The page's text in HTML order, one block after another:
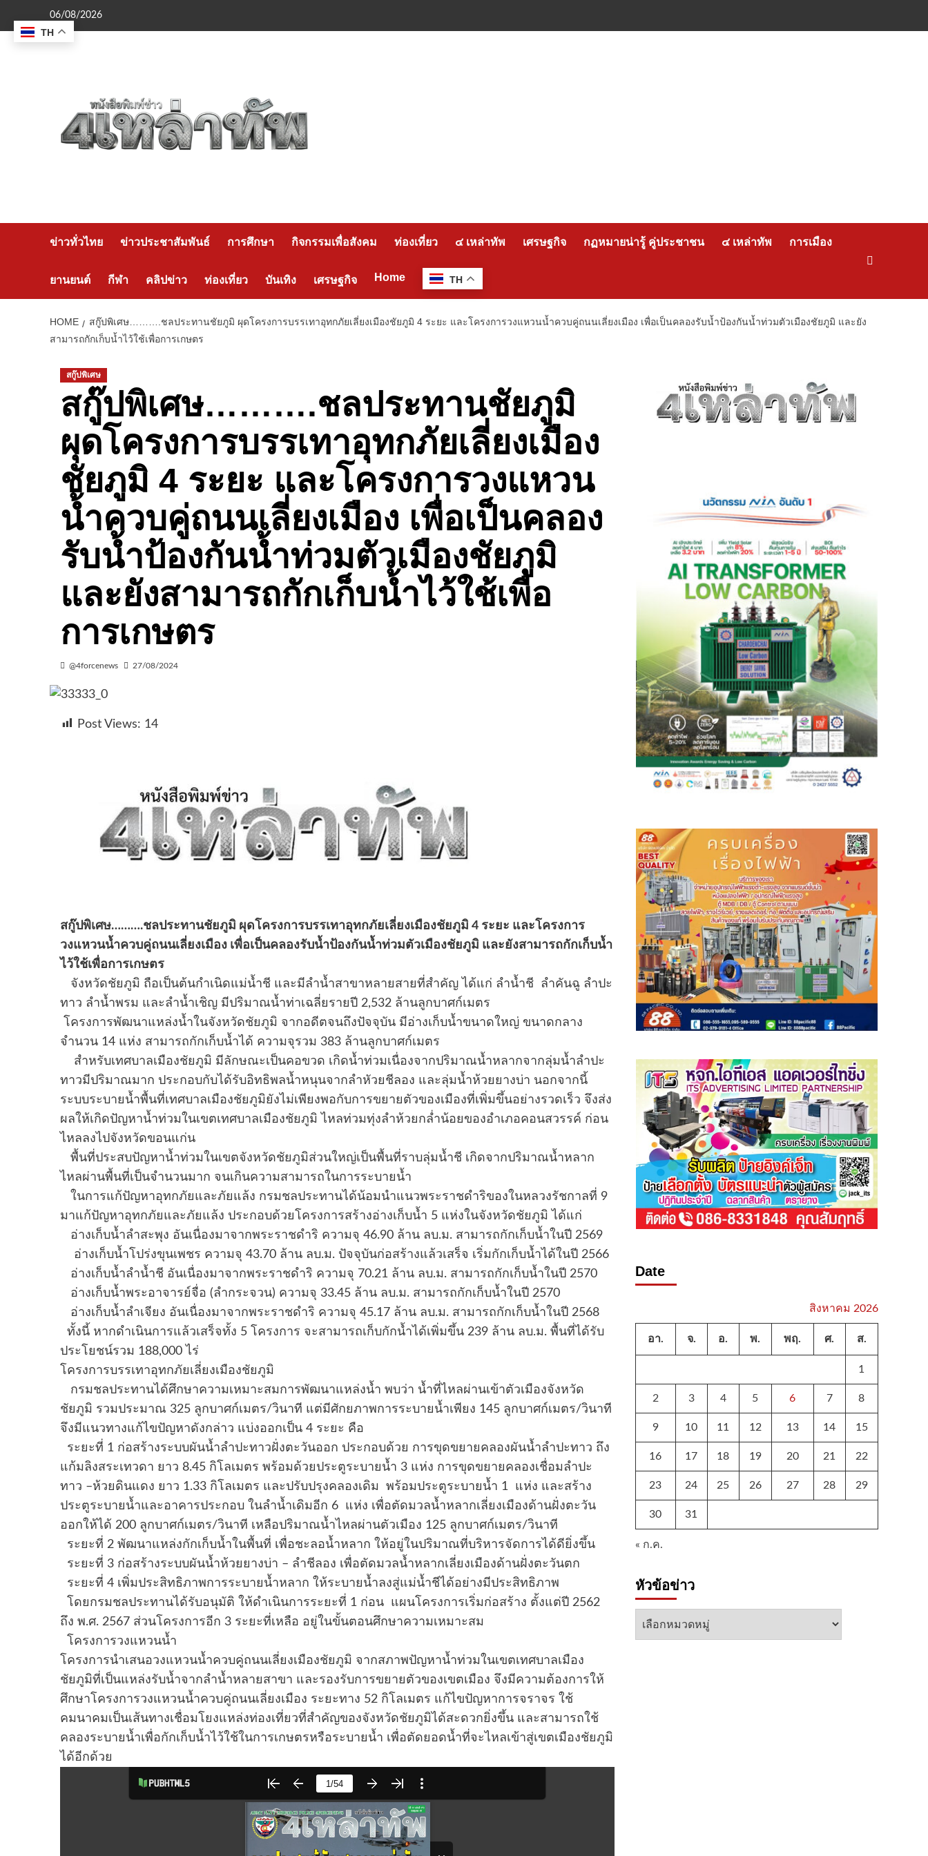
content
06/08/2026
ข่าวทั่วไทย ข่าวประชาสัมพันธ์ การศึกษา กิจกรรมเพื่อสังคม ท่องเที่ยว ๔ เหล่าทัพ เศรษฐกิจ กฏหมายน่ารู้ คู่ประชาชน ๔ เหล่าทัพ การเมือง
ยานยนต์ กีฬา คลิปข่าว ท่องเที่ยว บันเทิง เศรษฐกิจ Home TH
HOME
สกู๊ปพิเศษ……….ชลประทานชัยภูมิ ผุดโครงการบรรเทาอุทกภัยเลี่ยงเมืองชัยภูมิ 4 ระยะ และโครงการวงแหวนน้ำควบคู่ถนนเลี่ยงเมือง เพื่อเป็นคลองรับน้ำป้องกันน้ำท่วมตัวเมืองชัยภูมิ และยัง
สามารถกักเก็บน้ำไว้ใช้เพื่อการเกษตร
สกู๊ปพิเศษ
สกู๊ปพิเศษ……….ชลประทานชัยภูมิ
ผุดโครงการบรรเทาอุทกภัยเลี่ยงเมือง
ชัยภูมิ 4 ระยะ และโครงการวงแหวน
น้ำควบคู่ถนนเลี่ยงเมือง เพื่อเป็นคลอง
รับน้ำป้องกันน้ำท่วมตัวเมืองชัยภูมิ
และยังสามารถกักเก็บน้ำไว้ใช้เพื่อ
การเกษตร
@4forcenews 27/08/2024
Post Views: 14
สกู๊ปพิเศษ……….ชลประทานชัยภูมิ ผุดโครงการบรรเทาอุทกภัยเลี่ยงเมืองชัยภูมิ 4 ระยะ และโครงการ
วงแหวนน้ำควบคู่ถนนเลี่ยงเมือง เพื่อเป็นคลองรับน้ำป้องกันน้ำท่วมตัวเมืองชัยภูมิ และยังสามารถกักเก็บน้ำ
ไว้ใช้เพื่อการเกษตร
จังหวัดชัยภูมิ ถือเป็นต้นกำเนิดแม่น้ำชี และมีลำน้ำสาขาหลายสายที่สำคัญ ได้แก่ ลำน้ำชี ลำคันฉู ลำปะ
ทาว ลำน้ำพรม และลำน้ำเชิญ มีปริมาณน้ำท่าเฉลี่ยรายปี 2,532 ล้านลูกบาศก์เมตร
โครงการพัฒนาแหล่งน้ำในจังหวัดชัยภูมิ จากอดีตจนถึงปัจจุบัน มีอ่างเก็บน้ำขนาดใหญ่ ขนาดกลาง
จำนวน 14 แห่ง สามารถกักเก็บน้ำได้ ความจุรวม 383 ล้านลูกบาศก์เมตร
สำหรับเทศบาลเมืองชัยภูมิ มีลักษณะเป็นคอขวด เกิดน้ำท่วมเนื่องจากปริมาณน้ำหลากจากลุ่มน้ำลำปะ
ทาวมีปริมาณมาก ประกอบกับได้รับอิทธิพลน้ำหนุนจากลำหัวยชีลอง และลุ่มน้ำห้วยยางบ่า นอกจากนี้
ระบบระบายน้ำพื้นที่เทศบาลเมืองชัยภูมิยังไม่เพียงพอกับการขยายตัวของเมืองที่เพิ่มขึ้นอย่างรวดเร็ว จึงส่ง
ผลให้เกิดปัญหาน้ำท่วมในเขตเทศบาลเมืองชัยภูมิ ไหลท่วมทุ่งลำห้วยกล่ำน้อยของอำเภอคอนสวรรค์ ก่อน
ไหลลงไปจังหวัดขอนแก่น
พื้นที่ประสบปัญหาน้ำท่วมในเขตจังหวัดชัยภูมิส่วนใหญ่เป็นพื้นที่ราบลุ่มน้ำชี เกิดจากปริมาณน้ำหลาก
ไหลผ่านพื้นที่เป็นจำนวนมาก จนเกินความสามารถในการระบายน้ำ
ในการแก้ปัญหาอุทกภัยและภัยแล้ง กรมชลประทานได้น้อมนำแนวพระราชดำริของในหลวงรัชกาลที่ 9
มาแก้ปัญหาอุทกภัยและภัยแล้ง ประกอบด้วยโครงการสร้างอ่างเก็บน้ำ 5 แห่งในจังหวัดชัยภูมิ ได้แก่
อ่างเก็บน้ำลำสะพุง อันเนื่องมาจากพระราชดำริ ความจุ 46.90 ล้าน ลบ.ม. สามารถกักเก็บน้ำในปี 2569
อ่างเก็บน้ำโปร่งขุนเพชร ความจุ 43.70 ล้าน ลบ.ม. ปัจจุบันก่อสร้างแล้วเสร็จ เริ่มกักเก็บน้ำได้ในปี 2566
อ่างเก็บน้ำลำน้ำชี อันเนื่องมาจากพระราชดำริ ความจุ 70.21 ล้าน ลบ.ม. สามารถกักเก็บน้ำในปี 2570
อ่างเก็บน้ำพระอาจารย์จื่อ (ลำกระจวน) ความจุ 33.45 ล้าน ลบ.ม. สามารถกักเก็บน้ำในปี 2570
อ่างเก็บน้ำลำเจียง อันเนื่องมาจากพระราชดำริ ความจุ 45.17 ล้าน ลบ.ม. สามารถกักเก็บน้ำในปี 2568
ทั้งนี้ หากดำเนินการแล้วเสร็จทั้ง 5 โครงการ จะสามารถเก็บกักน้ำได้เพิ่มขึ้น 239 ล้าน ลบ.ม. พื้นที่ได้รับ
ประโยชน์รวม 188,000 ไร่
โครงการบรรเทาอุทกภัยเลี่ยงเมืองชัยภูมิ
กรมชลประทานได้ศึกษาความเหมาะสมการพัฒนาแหล่งน้ำ พบว่า น้ำที่ไหลผ่านเข้าตัวเมืองจังหวัด
ชัยภูมิ รวมประมาณ 325 ลูกบาศก์เมตร/วินาที แต่มีศักยภาพการระบายน้ำเพียง 145 ลูกบาศก์เมตร/วินาที
จึงมีแนวทางแก้ไขปัญหาดังกล่าว แบ่งออกเป็น 4 ระยะ คือ
ระยะที่ 1 ก่อสร้างระบบผันน้ำลำปะทาวฝั่งตะวันออก ประกอบด้วย การขุดขยายคลองผันน้ำลำปะทาว ถึง
แก้มลิงสระเทวดา ยาว 8.45 กิโลเมตร พร้อมด้วยประตูระบายน้ำ 3 แห่ง การขุดขยายคลองเชื่อมลำปะ
ทาว –ห้วยดินแดง ยาว 1.33 กิโลเมตร และปรับปรุงคลองเดิม พร้อมประตูระบายน้ำ 1 แห่ง และสร้าง
ประตูระบายน้ำและอาคารประกอบ ในลำน้ำเดิมอีก 6 แห่ง เพื่อตัดมวลน้ำหลากเลี่ยงเมืองด้านฝั่งตะวัน
ออกให้ได้ 200 ลูกบาศก์เมตร/วินาที เหลือปริมาณน้ำไหลผ่านตัวเมือง 125 ลูกบาศก์เมตร/วินาที
ระยะที่ 2 พัฒนาแหล่งกักเก็บน้ำในพื้นที่ เพื่อชะลอน้ำหลาก ให้อยู่ในปริมาณที่บริหารจัดการได้ดียิ่งขึ้น
ระยะที่ 3 ก่อสร้างระบบผันน้ำห้วยยางบ่า – ลำชีลอง เพื่อตัดมวลน้ำหลากเลี่ยงเมืองด้านฝั่งตะวันตก
ระยะที่ 4 เพิ่มประสิทธิภาพการระบายน้ำหลาก ให้ระบายน้ำลงสู่แม่น้ำชีได้อย่างมีประสิทธิภาพ
โดยกรมชลประทานได้รับอนุมัติ ให้ดำเนินการระยะที่ 1 ก่อน แผนโครงการเริ่มก่อสร้าง ตั้งแต่ปี 2562
ถึง พ.ศ. 2567 ส่วนโครงการอีก 3 ระยะที่เหลือ อยู่ในขั้นตอนศึกษาความเหมาะสม
โครงการวงแหวนน้ำ
โครงการนำเสนอวงแหวนน้ำควบคู่ถนนเลี่ยงเมืองชัยภูมิ จากสภาพปัญหาน้ำท่วมในเขตเทศบาลเมือง
ชัยภูมิที่เป็นแหล่งรับน้ำจากลำน้ำหลายสาขา และรองรับการขยายตัวของเขตเมือง จึงมีความต้องการให้
ศึกษาโครงการวงแหวนน้ำควบคู่ถนนเลี่ยงเมือง ระยะทาง 52 กิโลเมตร แก้ไขปัญหาการจราจร ใช้
คมนาคมเป็นเส้นทางเชื่อมโยงแหล่งท่องเที่ยวที่สำคัญของจังหวัดชัยภูมิได้สะดวกยิ่งขึ้น และสามารถใช้
คลองระบายน้ำเพื่อกักเก็บน้ำไว้ใช้ในการเกษตรหรือระบายน้ำ เพื่อตัดยอดน้ำที่จะไหลเข้าสู่เขตเมืองชัยภูมิ
ได้อีกด้วย
Date
สิงหาคม 2026
อา. จ. อ. พ. พฤ. ศ. ส.
1
2 3 4 5 6 7 8
9 10 11 12 13 14 15
16 17 18 19 20 21 22
23 24 25 26 27 28 29
30 31
« ก.ค.
หัวข้อข่าว
หัวข้อ
TH